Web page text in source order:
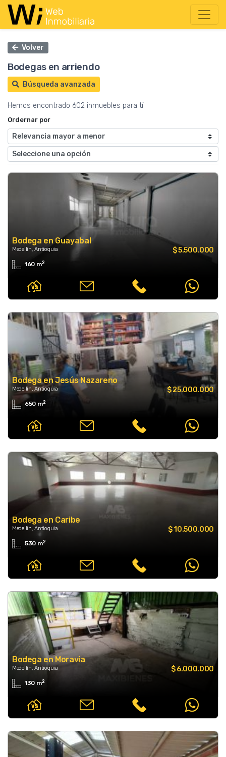
Volver
Bodegas en arriendo
Búsqueda avanzada
Hemos encontrado 602 inmuebles para tí
Ordernar por
160 m2
Bodega en Guayabal
Medellín, Antioquia $ 5.500.000
650 m2
Bodega en Jesús Nazareno
Medellín, Antioquia $ 25.000.000
530 m2
Bodega en Caribe
Medellín, Antioquia $ 10.500.000
130 m2
Bodega en Moravia
Medellín, Antioquia $ 6.000.000